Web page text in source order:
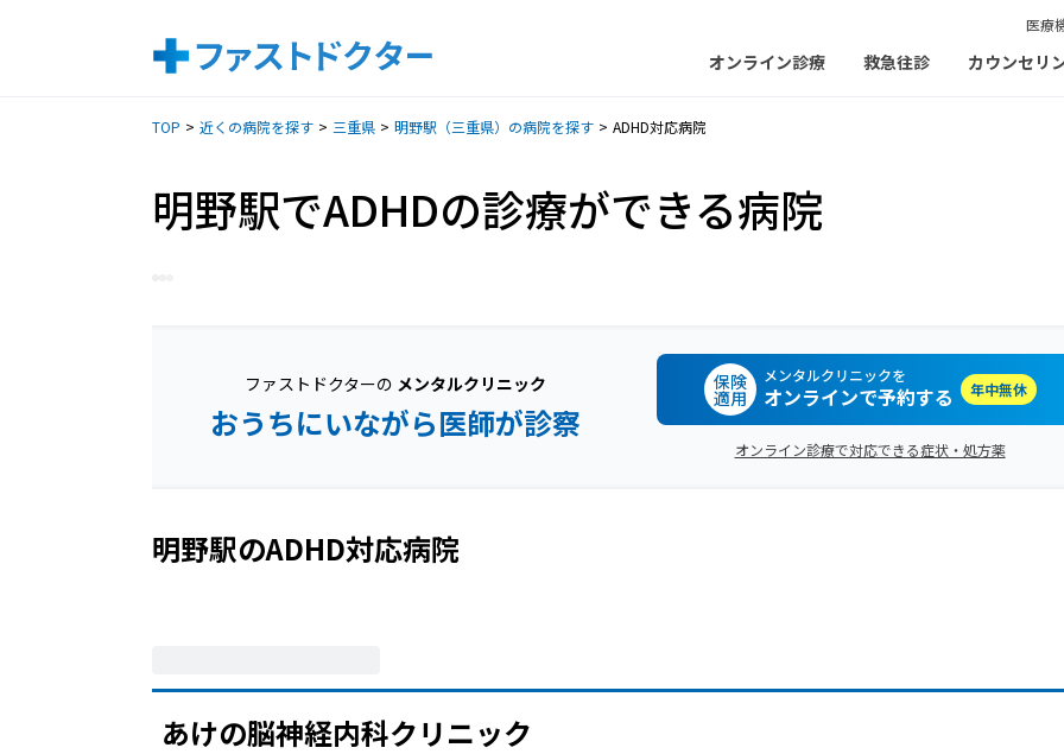
医療
オンライン診療 救急往診 カウンセリ
TOP 近くの病院を探す 三重県 明野駅（三重県）の病院を探す ADHD対応病院
明野駅でADHDの診療ができる病院
ファストドクターの メンタルクリニック
おうちにいながら医師が診察
保険
適用
メンタルクリニックを
オンラインで予約する 年中無休
オンライン診療で対応できる症状・処方薬
明野駅のADHD対応病院
あけの脳神経内科クリニック